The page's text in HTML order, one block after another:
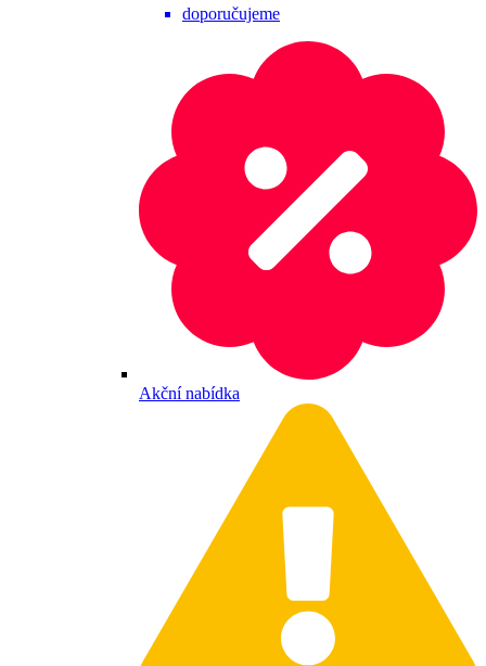
doporučujeme
Akční nabídka